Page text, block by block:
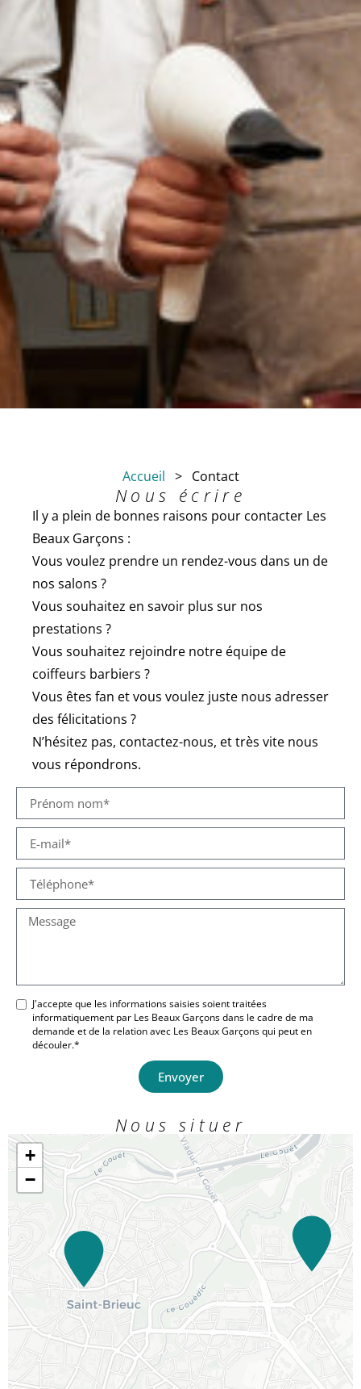
Accueil > Contact
Nous écrire
Il y a plein de bonnes raisons pour contacter Les
Beaux Garçons :
Vous voulez prendre un rendez-vous dans un de
nos salons ?
Vous souhaitez en savoir plus sur nos
prestations ?
Vous souhaitez rejoindre notre équipe de
coiffeurs barbiers ?
Vous êtes fan et vous voulez juste nous adresser
des félicitations ?
N’hésitez pas, contactez-nous, et très vite nous
vous répondrons.
J'accepte que les informations saisies soient traitées
informatiquement par Les Beaux Garçons dans le cadre de ma
demande et de la relation avec Les Beaux Garçons qui peut en
découler.*
Envoyer
Nous situer
+
−